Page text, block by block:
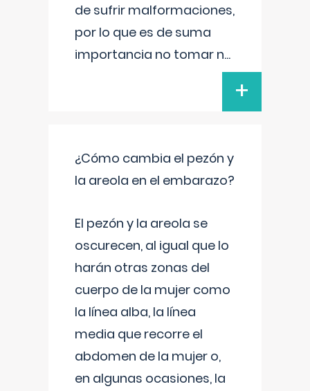
de sufrir malformaciones,
por lo que es de suma
importancia no tomar n...
+
¿Cómo cambia el pezón y
la areola en el embarazo?
El pezón y la areola se
oscurecen, al igual que lo
harán otras zonas del
cuerpo de la mujer como
la línea alba, la línea
media que recorre el
abdomen de la mujer o,
en algunas ocasiones, la